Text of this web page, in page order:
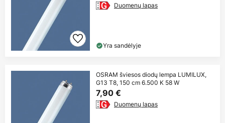
Duomenų lapas
Yra sandėlyje
OSRAM šviesos diodų lempa LUMILUX,
G13 T8, 150 cm 6.500 K 58 W
7,90 €
Duomenų lapas